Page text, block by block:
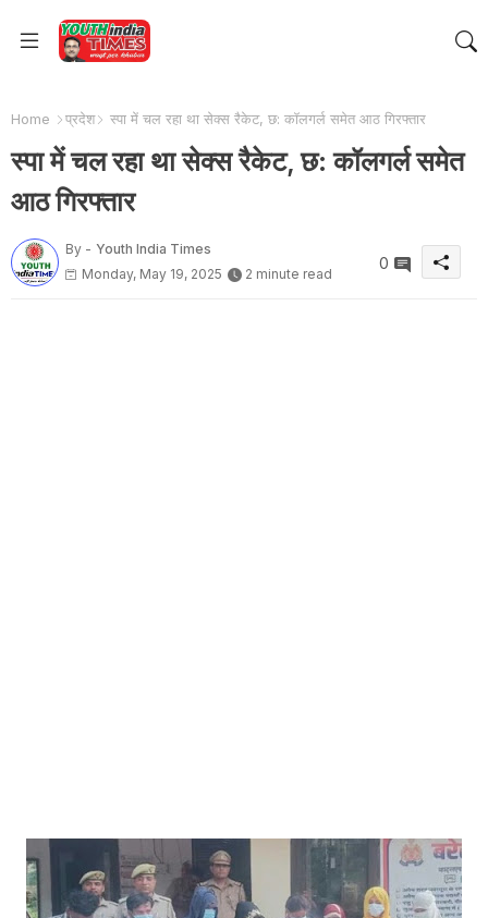
Home प्रदेश स्पा में चल रहा था सेक्स रैकेट, छ: कॉलगर्ल समेत आठ गिरफ्तार
स्पा में चल रहा था सेक्स रैकेट, छ: कॉलगर्ल समेत
आठ गिरफ्तार
By - Youth India Times
Monday, May 19, 2025
2 minute read
0